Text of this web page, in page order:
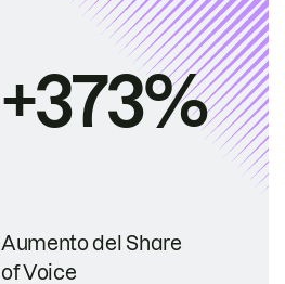
+373%
Aumento del Share
of Voice